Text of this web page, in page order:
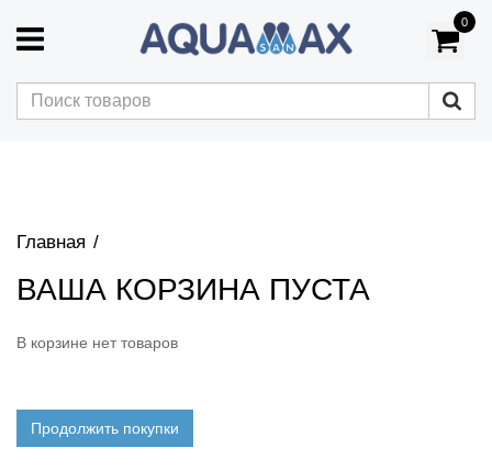
0
Главная
ВАША КОРЗИНА ПУСТА
В корзине нет товаров
Продолжить покупки